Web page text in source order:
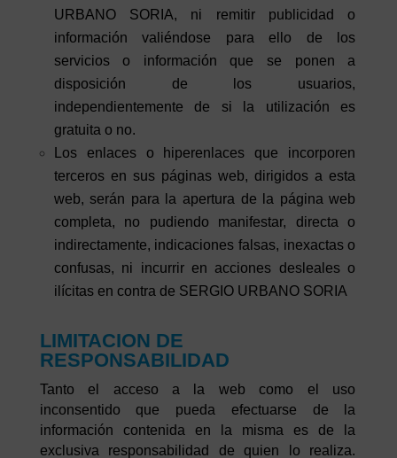
URBANO SORIA, ni remitir publicidad o
información valiéndose para ello de los
servicios o información que se ponen a
disposición de los usuarios,
independientemente de si la utilización es
gratuita o no.
Los enlaces o hiperenlaces que incorporen
terceros en sus páginas web, dirigidos a esta
web, serán para la apertura de la página web
completa, no pudiendo manifestar, directa o
indirectamente, indicaciones falsas, inexactas o
confusas, ni incurrir en acciones desleales o
ilícitas en contra de SERGIO URBANO SORIA
LIMITACION DE
RESPONSABILIDAD
Tanto el acceso a la web como el uso
inconsentido que pueda efectuarse de la
información contenida en la misma es de la
exclusiva responsabilidad de quien lo realiza.